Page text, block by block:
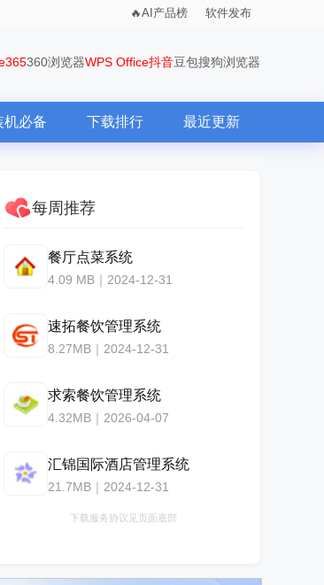
AI产品榜 软件发布
360浏览器WPS Office抖音豆包搜狗浏览器
机必备 下载排行 最近更新
每周推荐
餐厅点菜系统
4.09 MB｜2024-12-31
速拓餐饮管理系统
8.27MB｜2024-12-31
求索餐饮管理系统
4.32MB｜2026-04-07
汇锦国际酒店管理系统
21.7MB｜2024-12-31
下载服务协议见页面底部